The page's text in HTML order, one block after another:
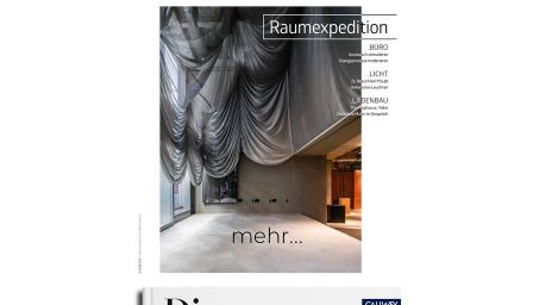
mehr...